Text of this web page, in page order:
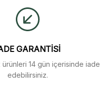
GARANTİSİ
ürünleri 14 gün içerisinde iade
edebilirsiniz.